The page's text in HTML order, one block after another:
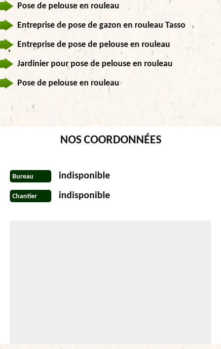
Pose de pelouse en rouleau
Entreprise de pose de gazon en rouleau Tasso
Entreprise de pose de pelouse en rouleau
Jardinier pour pose de pelouse en rouleau
Pose de pelouse en rouleau
NOS COORDONNÉES
Bureau indisponible
Chantier indisponible